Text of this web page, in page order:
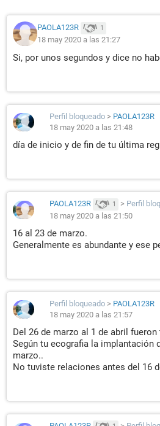
PAOLA123R 1
18 may 2020 a las 21:27
Si, por unos segundos y dice no
Perfil bloqueado > PAOLA123R
18 may 2020 a las 21:48
día de inicio y de fin de tu última
PAOLA123R 1 > Perfil
18 may 2020 a las 21:50
16 al 23 de marzo.
Generalmente es abundante y ese
Perfil bloqueado > PAOLA123R
18 may 2020 a las 21:57
Del 26 de marzo al 1 de abril
Según tu ecografia la implantación
marzo..
No tuviste relaciones antes del 16